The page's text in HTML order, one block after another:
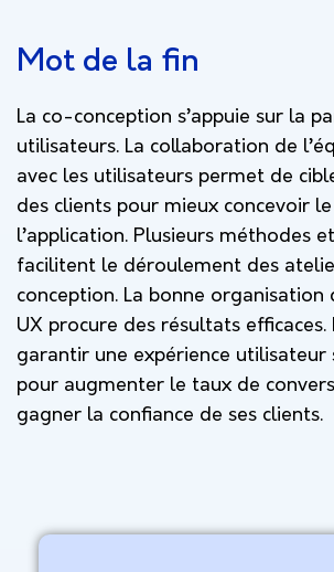
Mot de la fin
La co-conception s’appuie sur la
utilisateurs. La collaboration de
avec les utilisateurs permet de
des clients pour mieux concevoir
l’application. Plusieurs méthodes
facilitent le déroulement des
conception. La bonne organisation
UX procure des résultats efficaces.
garantir une expérience utilisateur
pour augmenter le taux de
gagner la confiance de ses clients.